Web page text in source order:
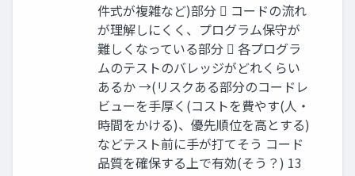
件式が複雑など)部分  コードの流れ
が理解しにくく、プログラム保守が
難しくなっている部分  各プログラ
ムのテストのバレッジがどれくらい
あるか →(リスクある部分のコードレ
ビューを手厚く(コストを費やす(人・
時間をかける)、優先順位を高とする)
などテスト前に手が打てそう コード
品質を確保する上で有効(そう？) 13